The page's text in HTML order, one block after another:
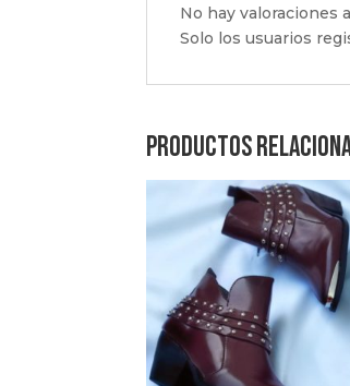
No hay valoraciones
Solo los usuarios
Productos